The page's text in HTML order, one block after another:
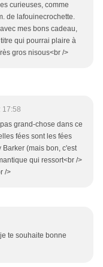
curieuses, comme
de lafouinecrochette.
mes bons cadeau,
qui pourrai plaire à
gros nisous<br />
17:58
grand-chose dans ce
fées sont les fées
(mais bon, c'est
qui ressort<br />
/>
te souhaite bonne